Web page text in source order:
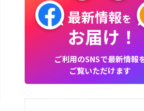
最新情報を
お届け！
ご利用のSNSで最新情報
ご覧いただけます